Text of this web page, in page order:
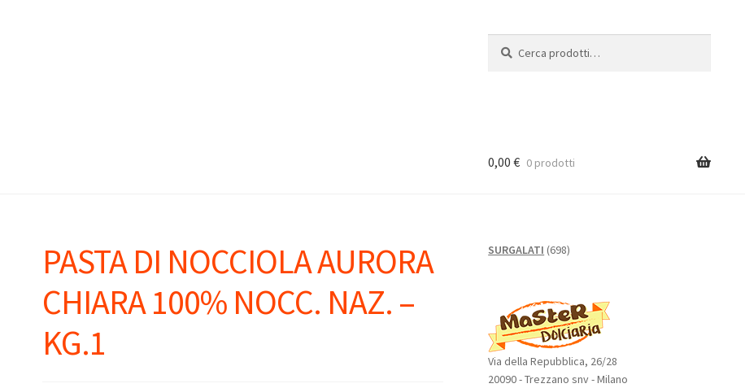
0,00€ 0 prodotti
PASTA DI NOCCIOLA AURORA
CHIARA 100% NOCC. NAZ. –
KG.1
SURGALATI 698698
Via della Repubblica, 26/28
20090 - Trezzano snv - Milano